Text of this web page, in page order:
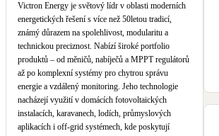
Kotle
Hlavní zdroje vytápění
Stínicí technika
Žaluzie, markýzy, pergoly
Victron Energy je světový lídr v oblasti moderních
energetických řešení s více než 50letou tradicí,
známý důrazem na spolehlivost, modularitu a
technickou preciznost. Nabízí široké portfolio
produktů – od měničů, nabíječů a MPPT regulátorů
až po komplexní systémy pro chytrou správu
energie a vzdálený monitoring. Jeho technologie
nacházejí využití v domácích fotovoltaických
instalacích, karavanech, lodích, průmyslových
aplikacích i off-grid systémech, kde poskytují